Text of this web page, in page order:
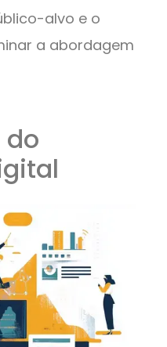
alvo e o
a abordagem